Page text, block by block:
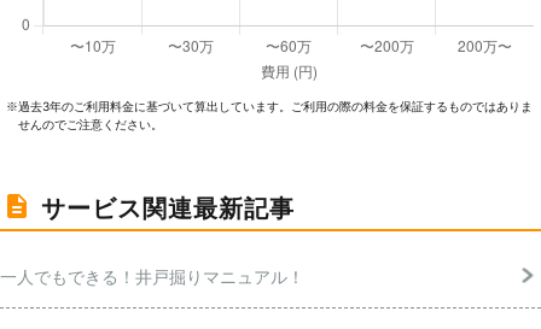
※過去3年のご利⽤料⾦に基づいて算出しています。ご利⽤の際の料⾦を保証するものではありま
せんのでご注意ください。
サービス関連最新記事
一人でもできる！井戸掘りマニュアル！